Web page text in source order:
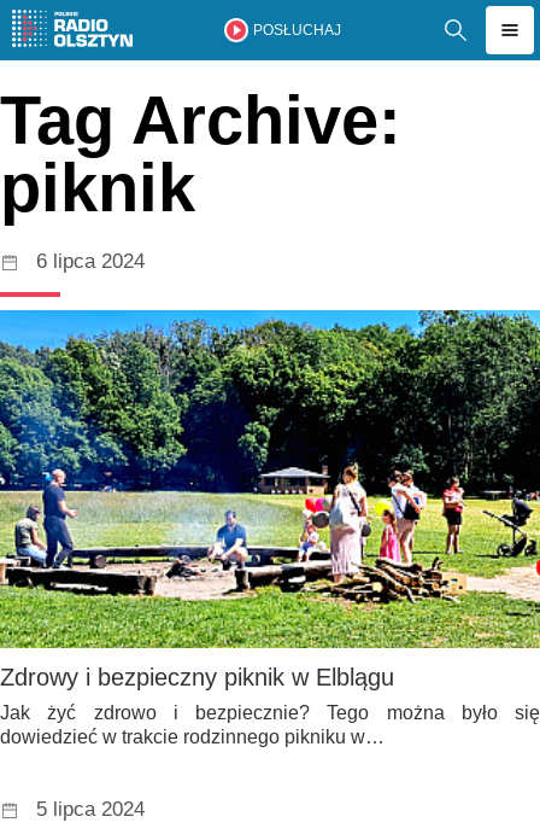
POSŁUCHAJ
Tag Archive:
piknik
6 lipca 2024
Zdrowy i bezpieczny piknik w Elblągu
Jak żyć zdrowo i bezpiecznie? Tego można było się
dowiedzieć w trakcie rodzinnego pikniku w…
5 lipca 2024